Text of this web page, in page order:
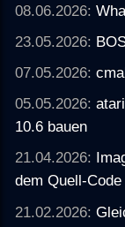
08.06.2026:
23.05.2026:
07.05.2026:
05.05.2026:
10.6 bauen
21.04.2026:
dem Quell-
21.02.2026: